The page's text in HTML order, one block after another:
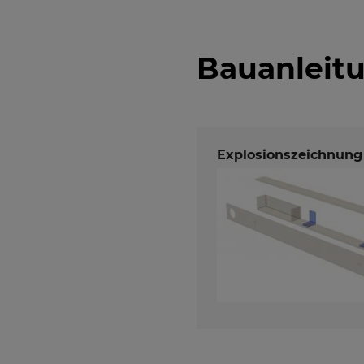
Explosionszeichnung